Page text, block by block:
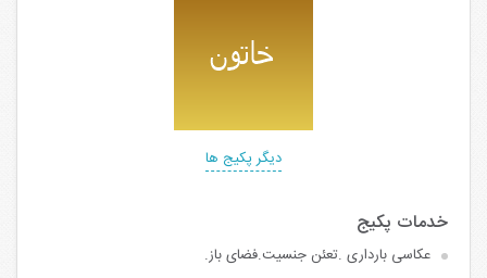
دیگر پکیج ها
عکاسی بارداری .تعئن جنسیت.فضای باز.